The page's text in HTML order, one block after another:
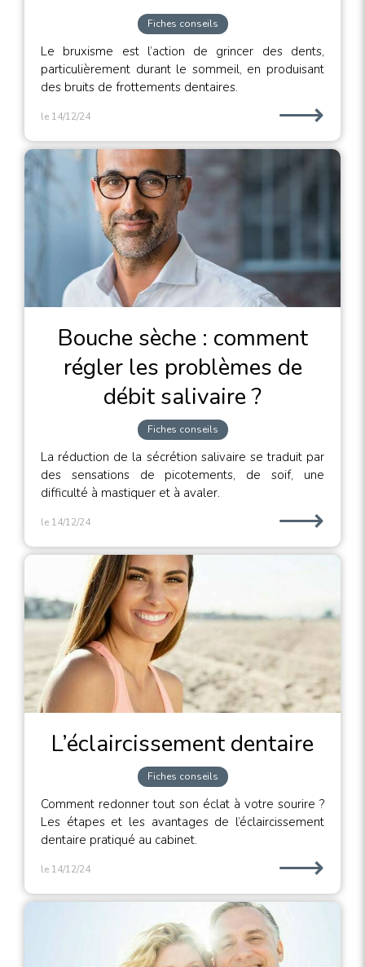
Fiches conseils
Le bruxisme est l’action de grincer des dents,
particulièrement durant le sommeil, en produisant
des bruits de frottements dentaires.
le 14/12/24 ⟶
Bouche sèche : comment
régler les problèmes de
débit salivaire ?
Fiches conseils
La réduction de la sécrétion salivaire se traduit par
des sensations de picotements, de soif, une
difficulté à mastiquer et à avaler.
le 14/12/24 ⟶
L’éclaircissement dentaire
Fiches conseils
Comment redonner tout son éclat à votre sourire ?
Les étapes et les avantages de l’éclaircissement
dentaire pratiqué au cabinet.
le 14/12/24 ⟶